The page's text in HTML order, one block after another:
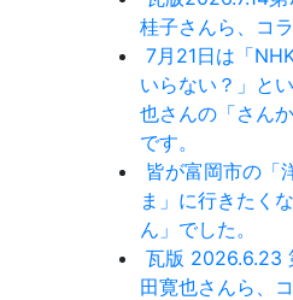
桂子さんら、コラ
7月21日は「
いらない？」と
也さんの「さん
です。
皆が富岡市の「
ま」に行きたく
ん」でした。
瓦版 2026.6.23
田寛也さんら、